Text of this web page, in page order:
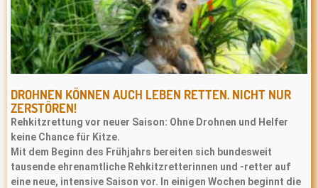
DROHNEN KÖNNEN AUCH LEBEN RETTEN. NICHT NUR
ZERSTÖREN!
Rehkitzrettung vor neuer Saison: Ohne Drohnen und Helfer
keine Chance für Kitze.
Mit dem Beginn des Frühjahrs bereiten sich bundesweit
tausende ehrenamtliche Rehkitzretterinnen und -retter auf
eine neue, intensive Saison vor. In einigen Wochen beginnt die